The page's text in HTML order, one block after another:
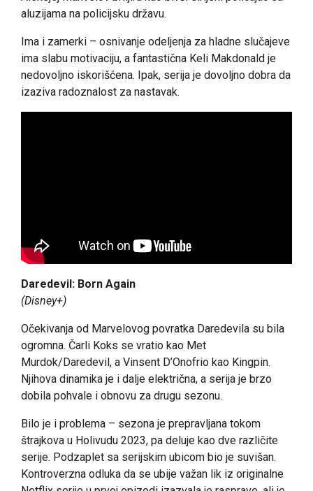
aluzijama na policijsku državu.
Ima i zamerki – osnivanje odeljenja za hladne slučajeve
ima slabu motivaciju, a fantastična Keli Makdonald je
nedovoljno iskorišćena. Ipak, serija je dovoljno dobra da
izaziva radoznalost za nastavak.
Daredevil: Born Again
(Disney+)
Očekivanja od Marvelovog povratka Daredevila su bila
ogromna. Čarli Koks se vratio kao Met
Murdok/Daredevil, a Vinsent D’Onofrio kao Kingpin.
Njihova dinamika je i dalje električna, a serija je brzo
dobila pohvale i obnovu za drugu sezonu.
Bilo je i problema – sezona je prepravljana tokom
štrajkova u Holivudu 2023, pa deluje kao dve različite
serije. Podzaplet sa serijskim ubicom bio je suvišan.
Kontroverzna odluka da se ubije važan lik iz originalne